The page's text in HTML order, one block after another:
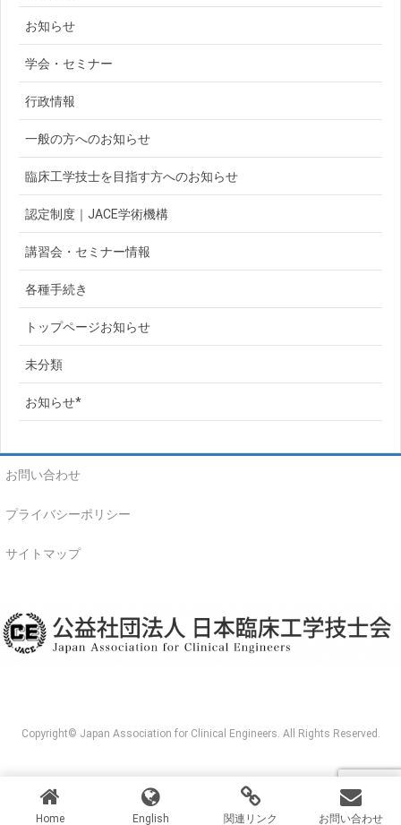
お知らせ
学会・セミナー
行政情報
一般の方へのお知らせ
臨床工学技士を目指す方へのお知らせ
認定制度｜JACE学術機構
講習会・セミナー情報
各種手続き
トップページお知らせ
未分類
お知らせ*
お問い合わせ
プライバシーポリシー
サイトマップ
Copyright© Japan Association for Clinical Engineers. All Rights Reserved.
Home English 関連リンク お問い合わせ